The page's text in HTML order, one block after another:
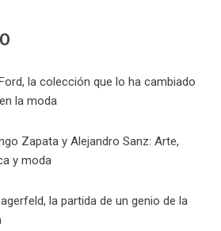
la colección que lo ha cambiado
la moda
Zapata y Alejandro Sanz: Arte,
y moda
la partida de un genio de la